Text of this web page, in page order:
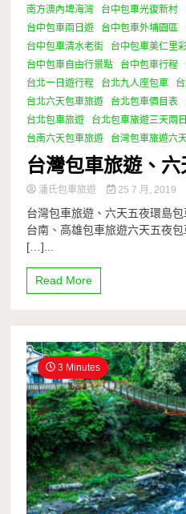
南方澳內埤海灣 台中包車光復新村
台中包車兩日遊
台中包車外埔園區
台中包車清水老街
台中包車美仁里
台中包車自由行景點
台中包車行程
台北一日遊行程
台北九人座包車
台北六天包車旅遊
台北包車價目表
台北包車旅遊
台北包車旅遊三天兩日
台南六天包車旅遊
台灣包車旅遊六
台灣包車旅遊、
潘氏包車旅遊 25 7 月, 2019
台灣包車旅遊、六天五夜環島
台南、高雄包車旅遊六天五夜
[…]...
Read More
3 Minutes